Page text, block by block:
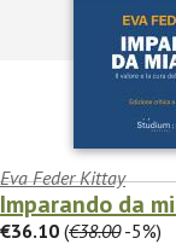
Eva Feder Kittay
Imparando da
€36.10 (€38.00-5%)